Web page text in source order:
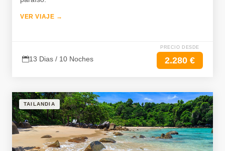
VER VIAJE →
13 Dias / 10 Noches
PRECIO DESDE
2.280 €
TAILANDIA